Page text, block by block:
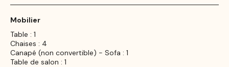
Mobilier
Table : 1
Chaises : 4
Canapé (non convertible) - Sofa : 1
Table de salon : 1